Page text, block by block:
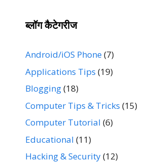
ब्लॉग कैटेगरीज
Android/iOS Phone(7)
Applications Tips (19)
Blogging(18)
Computer Tips & Tricks (15)
Computer Tutorial (6)
Educational (11)
Hacking & Security(12)